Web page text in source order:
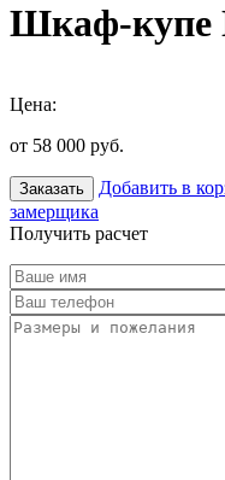
Шкаф-купе
Цена:
от 58 000 руб.
Заказать Добавить в
замерщика
Получить расчет